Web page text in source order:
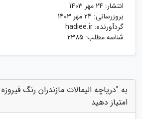
انتشار: 24 مهر 1403
بروزرسانی: 24 مهر 1403
گردآورنده: hadiee.ir
شناسه مطلب: 2385
به "دریاچه الیمالات مازندران رنگ
امتیاز دهید